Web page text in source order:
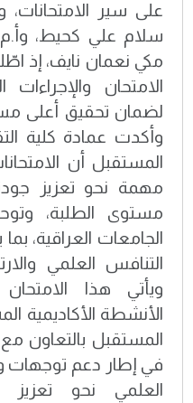
على سير
سلام علي كحيط،
مكي نعمان نايف، إذ
الامتحان والإجراءات
لضمان تحقيق أعلى
وأكدت عمادة كلية
المستقبل أن
مهمة نحو تعزيز جودة
مستوى الطلبة،
الجامعات العراقية،
التنافس العلمي
ويأتي هذا
الأنشطة الأكاديمية
المستقبل بالتعاون مع
في إطار دعم توجهات
العلمي نحو تعزيز